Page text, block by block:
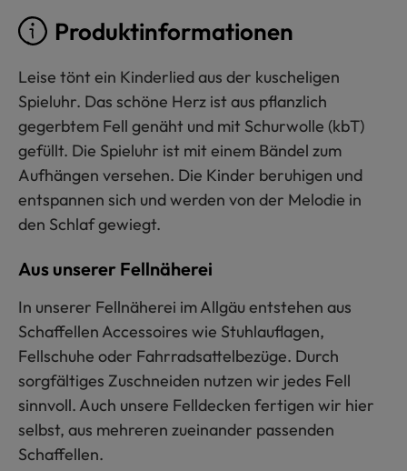
Produktinformationen
Leise tönt ein Kinderlied aus der kuscheligen
Spieluhr. Das schöne Herz ist aus pflanzlich
gegerbtem Fell genäht und mit Schurwolle (kbT)
gefüllt. Die Spieluhr ist mit einem Bändel zum
Aufhängen versehen. Die Kinder beruhigen und
entspannen sich und werden von der Melodie in
den Schlaf gewiegt.
Aus unserer Fellnäherei
In unserer Fellnäherei im Allgäu entstehen aus
Schaffellen Accessoires wie Stuhlauflagen,
Fellschuhe oder Fahrradsattelbezüge. Durch
sorgfältiges Zuschneiden nutzen wir jedes Fell
sinnvoll. Auch unsere Felldecken fertigen wir hier
selbst, aus mehreren zueinander passenden
Schaffellen.